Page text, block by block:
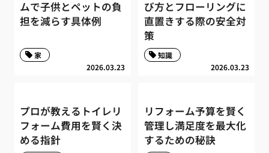
ムで子供とペットの負
担を減らす具体例
2026.03.23
家
び方とフローリングに
直置きする際の安全対
策
2026.03.23
知識
プロが教えるトイレリ
フォーム費用を賢く決
める指針
リフォーム予算を賢く
管理し満足度を最大化
するための秘訣